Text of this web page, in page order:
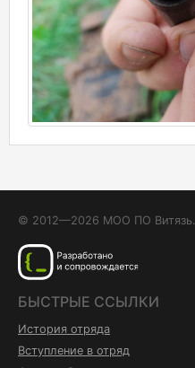
© 2012—2026 МОО ПО Витязь.
БЫСТРЫЕ ССЫЛКИ
История отряда
Вступление в отряд